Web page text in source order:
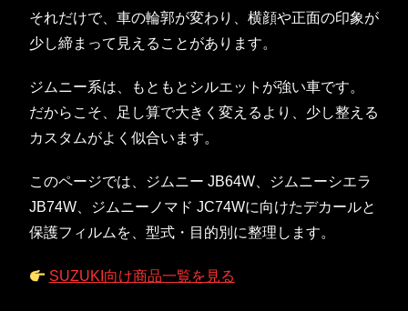
それだけで、車の輪郭が変わり、横顔や正面の印象が
少し締まって見えることがあります。
ジムニー系は、もともとシルエットが強い車です。
だからこそ、足し算で大きく変えるより、少し整える
カスタムがよく似合います。
このページでは、ジムニー JB64W、ジムニーシエラ
JB74W、ジムニーノマド JC74Wに向けたデカールと
保護フィルムを、型式・目的別に整理します。
SUZUKI向け商品一覧を見る